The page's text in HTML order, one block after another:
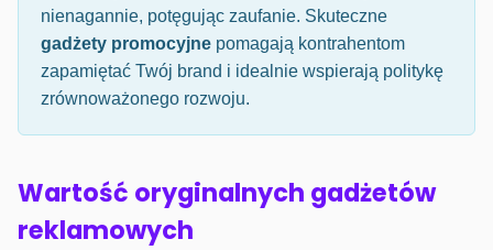
nienagannie, potęgując zaufanie. Skuteczne
gadżety promocyjne pomagają kontrahentom
zapamiętać Twój brand i idealnie wspierają politykę
zrównoważonego rozwoju.
Wartość oryginalnych gadżetów
reklamowych